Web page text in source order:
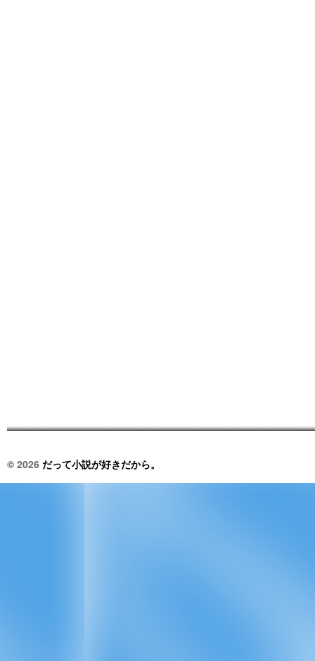
© 2026 だって小説が好きだから。